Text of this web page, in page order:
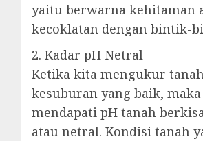
yaitu berwarna kehitaman
kecoklatan dengan bintik-
2. Kadar pH Netral
Ketika kita mengukur
kesuburan yang baik,
mendapati pH tanah
atau netral. Kondisi tanah